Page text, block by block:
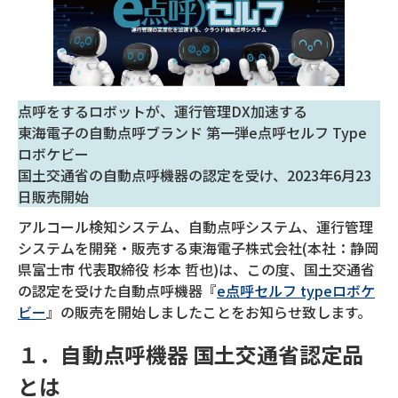
点呼をするロボットが、運行管理DX加速する
東海電子の自動点呼ブランド 第一弾e点呼セルフ Type
ロボケビー
国土交通省の自動点呼機器の認定を受け、2023年6月23
日販売開始
アルコール検知システム、自動点呼システム、運行管理
システムを開発・販売する東海電子株式会社(本社：静岡
県富士市 代表取締役 杉本 哲也)は、この度、国土交通省
の認定を受けた自動点呼機器『e点呼セルフ typeロボケ
ビー 』の販売を開始しましたことをお知らせ致します。
１．自動点呼機器 国土交通省認定品
とは